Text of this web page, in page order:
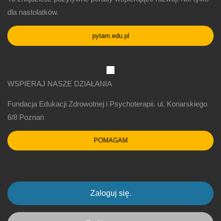
dla nastolatków.
pytam.edu.pl
WSPIERAJ NASZE DZIAŁANIA
Fundacja Edukacji Zdrowotnej i Psychoterapii. ul. Konarskiego
6/8 Poznań
POMAGAM
Zaloguj się.